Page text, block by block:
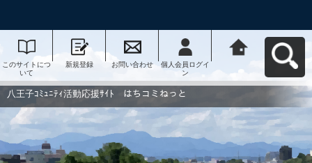
このサイトにつ
いて
新規登録 お問い合わせ
個人会員ログイ
ン
動応援ｻｲﾄ はち
コミねっとへ戻
八王子ｺﾐｭﾆﾃｨ活動応援ｻｲﾄ はちコミねっと